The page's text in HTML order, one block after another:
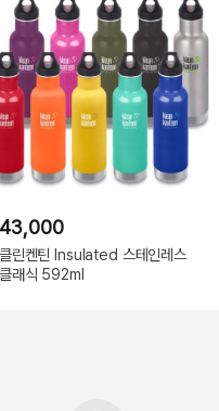
43,000
클린켄틴 Insulated 스테인레스
클래식 592ml